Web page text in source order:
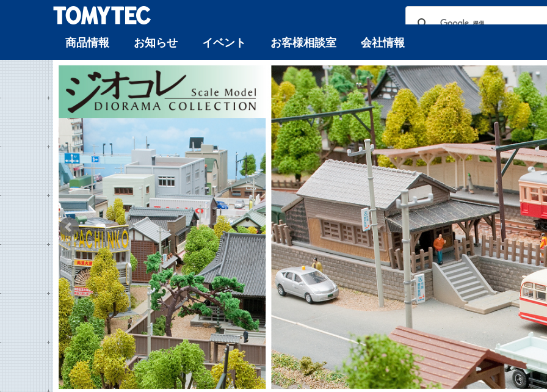
商品情報 お知らせ イベント お客様相談室 会社情報